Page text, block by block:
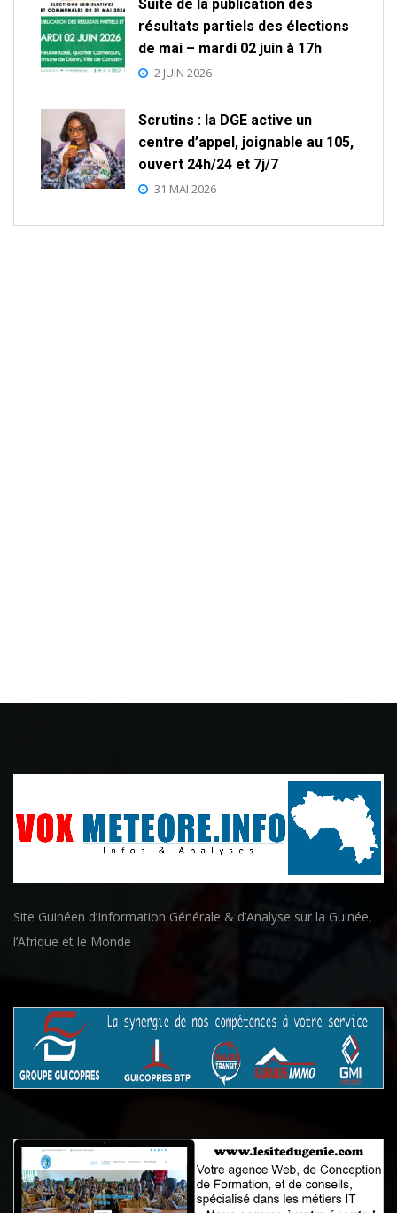
Suite de la publication des
résultats partiels des élections
de mai – mardi 02 juin à 17h
2 JUIN 2026
Scrutins : la DGE active un
centre d’appel, joignable au 105,
ouvert 24h/24 et 7j/7
31 MAI 2026
Site Guinéen d’Information Générale & d’Analyse sur la Guinée,
l’Afrique et le Monde